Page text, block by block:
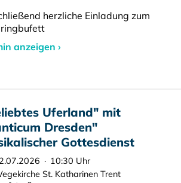
herzliche Einladung zum
anzeigen ›
Uferland" mit
Dresden"
Gottesdienst
· 10:30 Uhr
St. Katharinen Trent